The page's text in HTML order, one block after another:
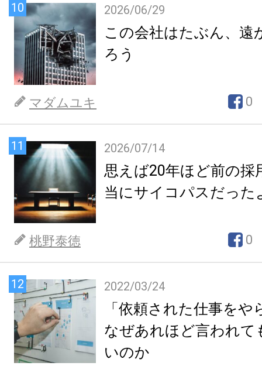
10 2026/06/29
この会社はたぶん、遠
ろう
マダムユキ 0
11 2026/07/14
思えば20年ほど前の採
当にサイコパスだった
桃野泰徳 0
12 2022/03/24
「依頼された仕事を
なぜあれほど言われて
いのか